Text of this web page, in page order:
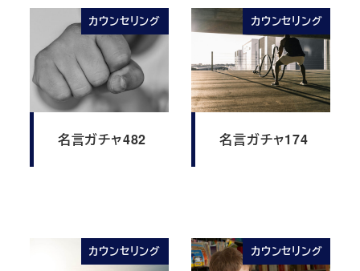
カウンセリング
名言ガチャ482
カウンセリング
名言ガチャ174
カウンセリング カウンセリング